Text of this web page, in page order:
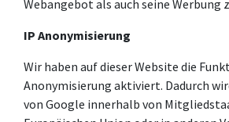
Webangebot als auch seine Werbung
IP Anonymisierung
Wir haben auf dieser Website die
Anonymisierung aktiviert. Dadurch
von Google innerhalb von